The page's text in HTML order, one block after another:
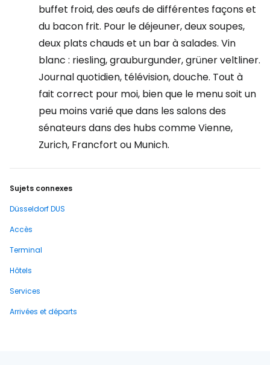
buffet froid, des œufs de différentes façons et
du bacon frit. Pour le déjeuner, deux soupes,
deux plats chauds et un bar à salades. Vin
blanc : riesling, grauburgunder, grüner veltliner.
Journal quotidien, télévision, douche. Tout à
fait correct pour moi, bien que le menu soit un
peu moins varié que dans les salons des
sénateurs dans des hubs comme Vienne,
Zurich, Francfort ou Munich.
Sujets connexes
Düsseldorf DUS
Accès
Terminal
Hôtels
Services
Arrivées et départs